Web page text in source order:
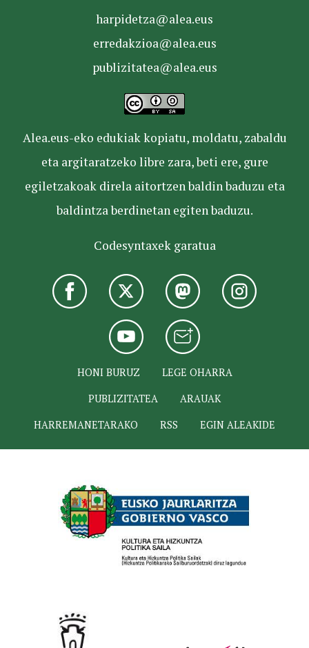
harpidetza@alea.eus
erredakzioa@alea.eus
publizitatea@alea.eus
Alea.eus-eko edukiak kopiatu, moldatu, zabaldu
eta argitaratzeko libre zara, beti ere, gure
egiletzakoak direla aitortzen baldin baduzu eta
baldintza berdinetan egiten baduzu.
Codesyntaxek garatua
HONI BURUZ
LEGE OHARRA
PUBLIZITATEA
ARAUAK
HARREMANETARAKO
RSS EGIN ALEAKIDE